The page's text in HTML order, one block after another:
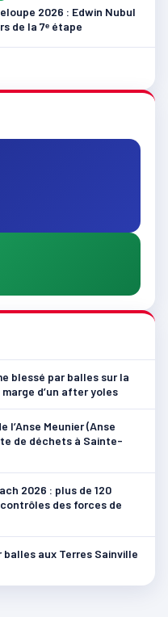
2026 : Edwin Nubul
de la 7ᵉ étape
blessé par balles sur la
d’un after yoles
l’Anse Meunier (Anse
de déchets à Sainte-
2026 : plus de 120
des forces de
aux Terres Sainville